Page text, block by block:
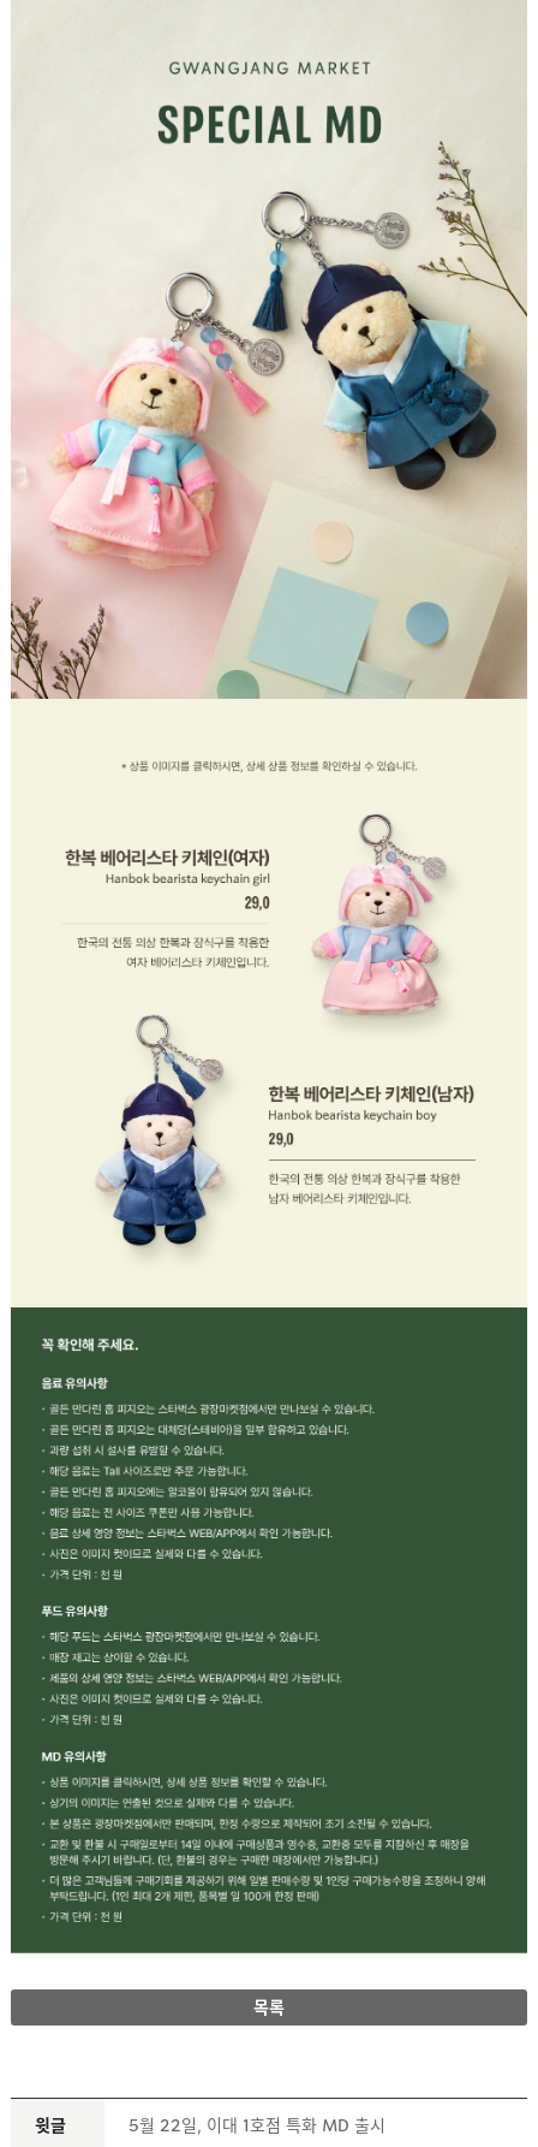
목록
윗글 5월 22일, 이대 1호점 특화 MD 출시